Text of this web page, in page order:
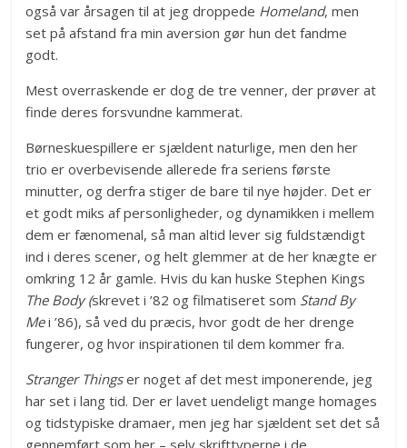
også var årsagen til at jeg droppede Homeland, men
set på afstand fra min aversion gør hun det fandme
godt.
Mest overraskende er dog de tre venner, der prøver at
finde deres forsvundne kammerat.
Børneskuespillere er sjældent naturlige, men den her
trio er overbevisende allerede fra seriens første
minutter, og derfra stiger de bare til nye højder. Det er
et godt miks af personligheder, og dynamikken i mellem
dem er fænomenal, så man altid lever sig fuldstændigt
ind i deres scener, og helt glemmer at de her knægte er
omkring 12 år gamle. Hvis du kan huske Stephen Kings
The Body (skrevet i ’82 og filmatiseret som Stand By
Mei ’86), så ved du præcis, hvor godt de her drenge
fungerer, og hvor inspirationen til dem kommer fra.
Stranger Thingser noget af det mest imponerende, jeg
har set i lang tid. Der er lavet uendeligt mange homages
og tidstypiske dramaer, men jeg har sjældent set det så
gennemført som her – selv skrifttyperne i de